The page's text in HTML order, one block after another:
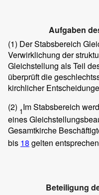
Aufgaben
(1) Der Stabsbereich
Verwirklichung der
Gleichstellung als Teil
überprüft die
kirchlicher
(2) 1Im Stabsbereich
eines
Gesamtkirche
bis 18 gelten
Beteiligung